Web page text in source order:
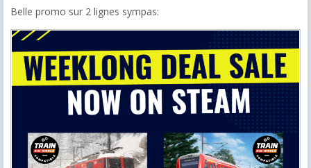
Belle promo sur 2 lignes sympas: